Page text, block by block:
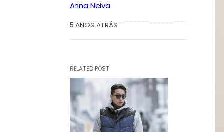
Anna Neiva
5 ANOS ATRÁS
RELATED POST